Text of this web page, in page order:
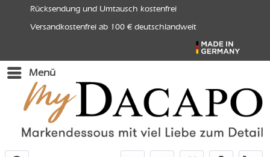
Rücksendung und Umtausch kostenfrei
Versandkostenfrei ab 100 € deutschlandweit
Menü